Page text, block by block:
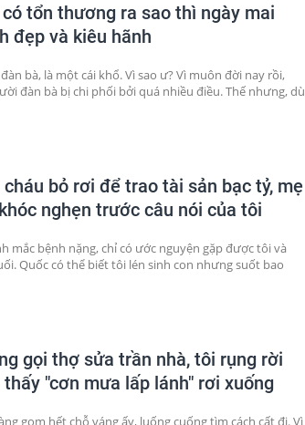
tổn thương ra sao thì ngày mai
đẹp và kiêu hãnh
bà, là một cái khổ. Vì sao ư? Vì muôn đời nay rồi,
đàn bà bị chi phối bởi quá nhiều điều. Thế nhưng, dù
bỏ rơi để trao tài sản bạc tỷ, mẹ
nghẹn trước câu nói của tôi
mắc bệnh nặng, chỉ có ước nguyện gặp được tôi và
Quốc có thể biết tôi lén sinh con nhưng suốt bao
gọi thợ sửa trần nhà, tôi rụng rời
"cơn mưa lấp lánh" rơi xuống
gom hết chỗ váng ấy, luống cuống tìm cách cất đi. Vì